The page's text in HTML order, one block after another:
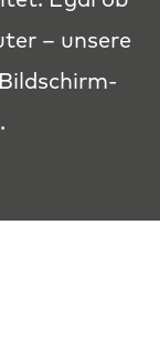
– unsere